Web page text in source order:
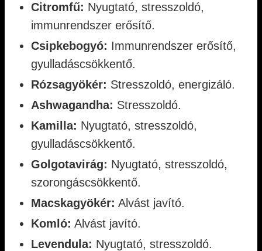
Citromfű: Nyugtató, stresszoldó,
immunrendszer erősítő.
Csipkebogyó: Immunrendszer erősítő,
gyulladáscsökkentő.
Rózsagyökér: Stresszoldó, energizáló.
Ashwagandha: Stresszoldó.
Kamilla: Nyugtató, stresszoldó,
gyulladáscsökkentő.
Golgotavirág: Nyugtató, stresszoldó,
szorongáscsökkentő.
Macskagyökér: Alvást javító.
Komló: Alvást javító.
Levendula: Nyugtató, stresszoldó.